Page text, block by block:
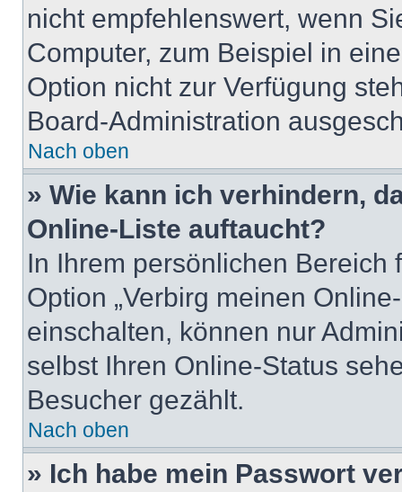
nicht empfehlenswert, wenn
Computer, zum Beispiel in
Option nicht zur Verfügung
Board-Administration
Nach oben
» Wie kann ich verhindern,
Online-Liste auftaucht?
In Ihrem persönlichen
Option „Verbirg meinen
einschalten, können nur
selbst Ihren Online-Status
Besucher gezählt.
Nach oben
» Ich habe mein Passwort